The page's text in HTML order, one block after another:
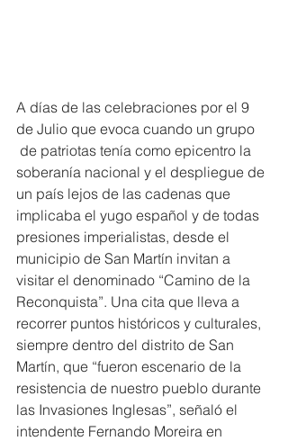
A días de las celebraciones por el 9
de Julio que evoca cuando un grupo
de patriotas tenía como epicentro la
soberanía nacional y el despliegue de
un país lejos de las cadenas que
implicaba el yugo español y de todas
presiones imperialistas, desde el
municipio de San Martín invitan a
visitar el denominado “Camino de la
Reconquista”. Una cita que lleva a
recorrer puntos históricos y culturales,
siempre dentro del distrito de San
Martín, que “fueron escenario de la
resistencia de nuestro pueblo durante
las Invasiones Inglesas”, señaló el
intendente Fernando Moreira en